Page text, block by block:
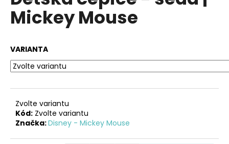
0,0
Mickey Mouse
VARIANTA
Zvolte variantu
Kód: Zvolte variantu
Značka:Disney - Mickey Mouse
a
j
t
?
HLEDAT